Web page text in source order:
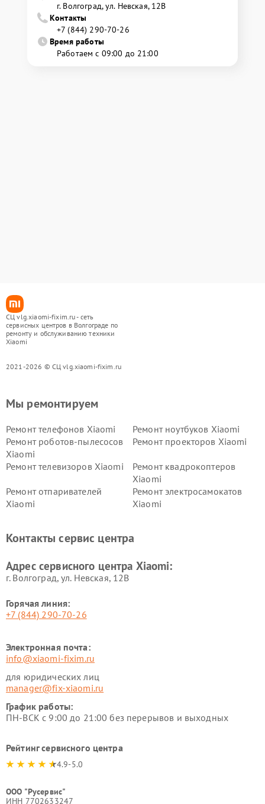
г. Волгоград, ул. Невская, 12В
Контакты
+7 (844) 290-70-26
Время работы
Работаем с 09:00 до 21:00
СЦ vlg.xiaomi-fixim.ru - сеть
сервисных центров в Волгограде по
ремонту и обслуживанию техники
Xiaomi
2021-2026 © СЦ vlg.xiaomi-fixim.ru
Мы ремонтируем
Ремонт телефонов Xiaomi
Ремонт ноутбуков Xiaomi
Ремонт роботов-пылесосов
Xiaomi
Ремонт проекторов Xiaomi
Ремонт телевизоров Xiaomi
Ремонт квадрокоптеров
Xiaomi
Ремонт отпаривателей
Xiaomi
Ремонт электросамокатов
Xiaomi
Ремонт стиральных машин
Ремонт смарт-часов Xiaomi
Контакты сервис центра
Адрес сервисного центра Xiaomi:
г. Волгоград, ул. Невская, 12В
Горячая линия:
+7 (844) 290-70-26
Электронная почта:
info@xiaomi-fixim.ru
для юридических лиц
manager@fix-xiaomi.ru
График работы:
ПН-ВСК с 9:00 до 21:00 без перерывов и выходных
Рейтинг сервисного центра
4.9-5.0
ООО "Русервис"
ИНН 7702633247